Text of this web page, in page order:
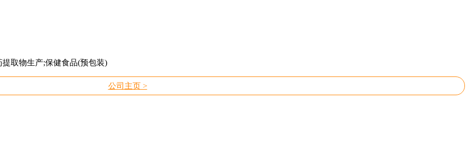
取物生产;保健食品(预包装)
公司主页 >